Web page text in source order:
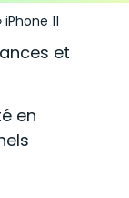
iPhone 11
et
en